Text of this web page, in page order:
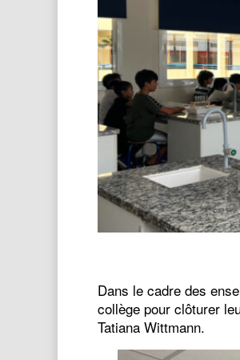
Dans le cadre des
collège pour clôturer
Tatiana Wittmann.